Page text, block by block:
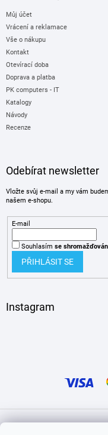
Můj účet
Vrácení a reklamace
Vše o nákupu
Kontakt
Otevírací doba
Doprava a platba
PK computers - IT
Katalogy
Návody
Recenze
Odebírat newsletter
Vložte svůj e-mail a my vám
našem e-shopu.
E-mail
Souhlasím se
PŘIHLÁSIT SE
Instagram